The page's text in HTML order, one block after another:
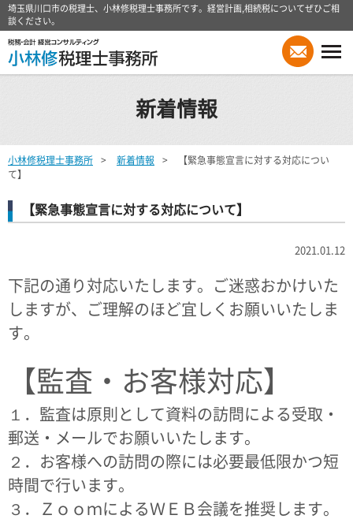
埼玉県川口市の税理士、小林修税理士事務所です。経営計画,相続税についてぜひご相
談ください。
新着情報
小林修税理士事務所 新着情報
【緊急事態宣言に対する対応につい
て】
【緊急事態宣言に対する対応について】
2021.01.12
下記の通り対応いたします。ご迷惑おかけいた
しますが、ご理解のほど宜しくお願いいたしま
す。
【監査・お客様対応】
１．監査は原則として資料の訪問による受取・
郵送・メールでお願いいたします。
２．お客様への訪問の際には必要最低限かつ短
時間で行います。
３．ＺｏｏｍによるＷＥＢ会議を推奨します。